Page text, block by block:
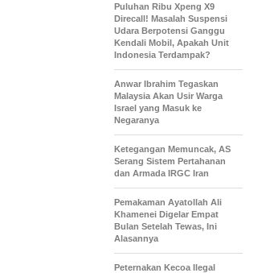
Puluhan Ribu Xpeng X9
Direcall! Masalah Suspensi
Udara Berpotensi Ganggu
Kendali Mobil, Apakah Unit
Indonesia Terdampak?
Anwar Ibrahim Tegaskan
Malaysia Akan Usir Warga
Israel yang Masuk ke
Negaranya
Ketegangan Memuncak, AS
Serang Sistem Pertahanan
dan Armada IRGC Iran
Pemakaman Ayatollah Ali
Khamenei Digelar Empat
Bulan Setelah Tewas, Ini
Alasannya
Peternakan Kecoa Ilegal